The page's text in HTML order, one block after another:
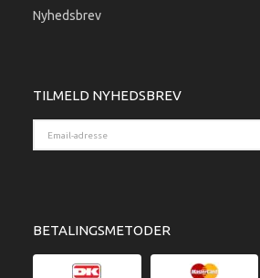
Nyhedsbrev
TILMELD NYHEDSBREV
BETALINGSMETODER